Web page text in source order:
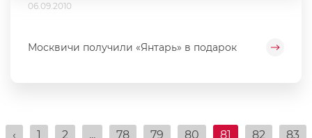
06.09.2010
Москвичи получили «Янтарь» в подарок
‹ 1 2 ... 78 79 80 81 82 83